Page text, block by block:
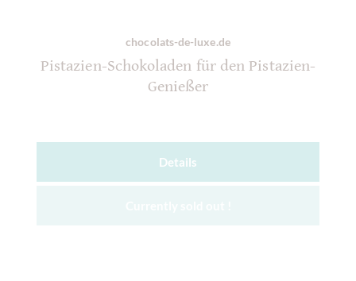
chocolats-de-luxe.de
Pistazien-Schokoladen für den Pistazien-
Genießer
Details